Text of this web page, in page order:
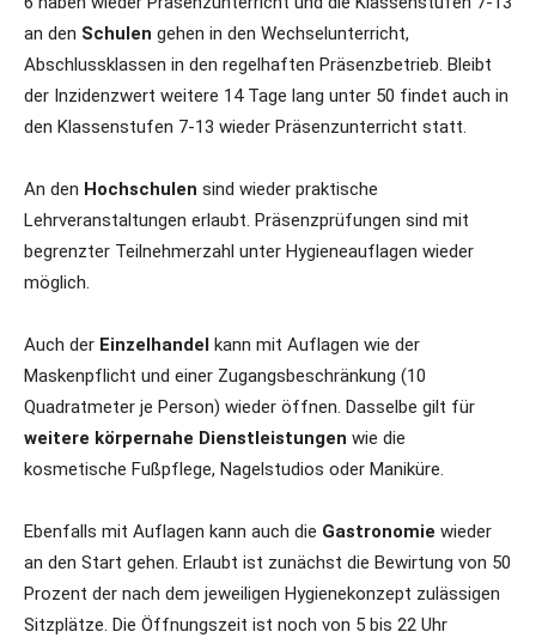
an den Schulen gehen in den Wechselunterricht,
Abschlussklassen in den regelhaften Präsenzbetrieb. Bleibt
der Inzidenzwert weitere 14 Tage lang unter 50 findet auch in
den Klassenstufen 7-13 wieder Präsenzunterricht statt.
An den Hochschulen sind wieder praktische
Lehrveranstaltungen erlaubt. Präsenzprüfungen sind mit
begrenzter Teilnehmerzahl unter Hygieneauflagen wieder
möglich.
Auch der Einzelhandel kann mit Auflagen wie der
Maskenpflicht und einer Zugangsbeschränkung (10
Quadratmeter je Person) wieder öffnen. Dasselbe gilt für
weitere körpernahe Dienstleistungen wie die
kosmetische Fußpflege, Nagelstudios oder Maniküre.
Ebenfalls mit Auflagen kann auch die Gastronomie wieder
an den Start gehen. Erlaubt ist zunächst die Bewirtung von 50
Prozent der nach dem jeweiligen Hygienekonzept zulässigen
Sitzplätze. Die Öffnungszeit ist noch von 5 bis 22 Uhr